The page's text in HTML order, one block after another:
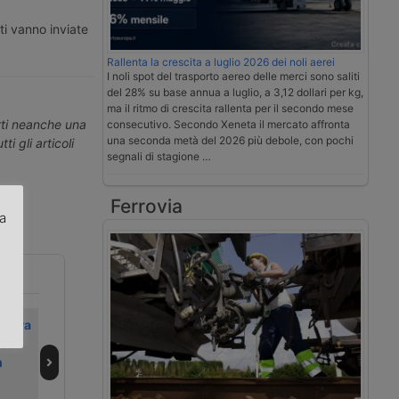
vanno inviate
neanche una
gli articoli
Grimaldi riceve la
car carrier
Grande Seoul
Il blocco di
Hormuz inceppa
la logistica
automobilistica
Rallenta la crescita a luglio 2026 dei noli aerei
I noli spot del trasporto aereo delle merci sono saliti
del 28% su base annua a luglio, a 3,12 dollari per kg,
ma il ritmo di crescita rallenta per il secondo mese
consecutivo. Secondo Xeneta il mercato affronta
una seconda metà del 2026 più debole, con pochi
segnali di stagione …
Ferrovia